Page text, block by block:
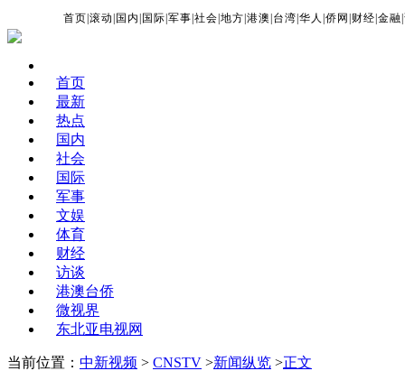
首页 |滚动 国内 国际 |军事 |社会 |地方 |港澳 台湾 |华人 |侨网 财经 |金融 |
首页
最新
热点
国内
社会
国际
军事
文娱
体育
财经
访谈
港澳台侨
微视界
东北亚电视网
当前位置： 中新视频 > CNSTV >新闻纵览 >正文